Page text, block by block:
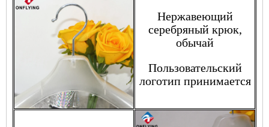
Нержавеющий
серебряный крюк,
обычай
Пользовательский
логотип принимается